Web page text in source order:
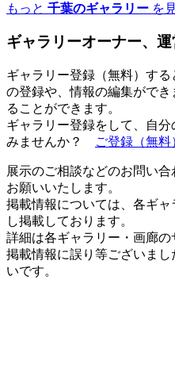
もっと 千葉のギャラリー を
ギャラリーオーナー、
ギャラリー登録（無料）す
の登録や、情報の編集がで
ることができます。
ギャラリー登録をして、自
みませんか？
ご登録（無料
展示のご相談などのお問い
お願いいたします。
掲載情報については、各ギ
し掲載しております。
詳細は各ギャラリー・画廊の
掲載情報に誤り等ございま
いです。